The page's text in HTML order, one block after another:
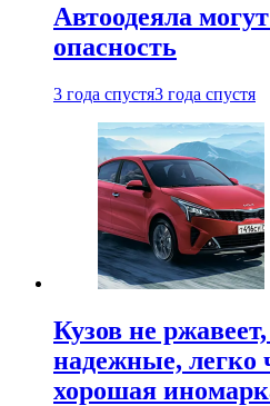
Автоодеяла
опасность
3 года спустя3 года спустя
Кузов не
надежные,
хорошая